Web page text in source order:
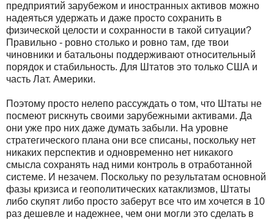
предприятий зарубежом и иностранных активов можно
надеяться удержать и даже просто сохранить в
физической целости и сохранности в такой ситуации?
Правильно - ровно столько и ровно там, где твои
чиновники и батальоны поддерживают относительный
порядок и стабильность. Для Штатов это только США и
часть Лат. Америки.
Поэтому просто нелепо рассуждать о том, что Штаты не
посмеют рискнуть своими зарубежными активами. Да
они уже про них даже думать забыли. На уровне
стратегического плана они все списаны, поскольку нет
никаких перспектив и одновременно нет никакого
смысла сохранять над ними контроль в отработанной
системе. И незачем. Поскольку по результатам основной
фазы кризиса и геополитических катаклизмов, Штаты
либо скупят либо просто заберут все что им хочется в 10
раз дешевле и надежнее, чем они могли это сделать в